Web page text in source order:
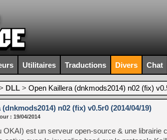
Utilitaires Traductions Divers Chat
DLL > Open Kaillera (dnkmods2014) n02 (fix)
n02 (fix) v0.5r0 (2014/04/19)
: 19/04/2014
OKAI) est un serveur open-source & une librairie